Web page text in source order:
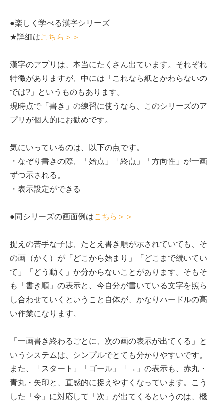
●楽しく学べる漢字シリーズ
★詳細はこちら＞＞
漢字のアプリは、本当にたくさん出ています。それぞれ
特徴がありますが、中には「これなら紙とかわらないの
では?」というものもあります。
現時点で「書き」の練習に使うなら、このシリーズのア
プリが個人的にお勧めです。
気にいっているのは、以下の点です。
・なぞり書きの際、「始点」「終点」「方向性」が一画
ずつ示される。
・表示設定ができる
●同シリーズの画面例はこちら＞＞
捉えの苦手な子は、たとえ書き順が示されていても、そ
の画（かく）が「どこから始まり」「どこまで続いてい
て」「どう動く」か分からないことがあります。そもそ
も「書き順」の表示と、今自分が書いている文字を照ら
し合わせていくということ自体が、かなりハードルの高
い作業になります。
「一画書き終わるごとに、次の画の表示が出てくる」と
いうシステムは、シンプルでとても分かりやすいです。
また、「スタート」「ゴール」「→」の表示も、赤丸・
青丸・矢印と、直感的に捉えやすくなっています。こう
した「今」に対応して「次」が出てくるというのは、機